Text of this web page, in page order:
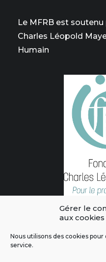
Gérer le
aux cookies
Nous utilisons des cookies
service.
Le MFRB est
Charles Léopold
Humain
L'intégralité des contenus